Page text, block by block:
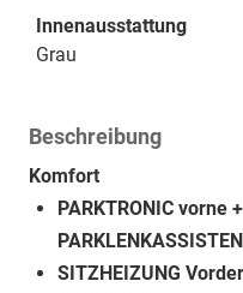
Innenausstattung
Grau
Beschreibung
Komfort
PARKTRONIC vorne
SITZHEIZUNG